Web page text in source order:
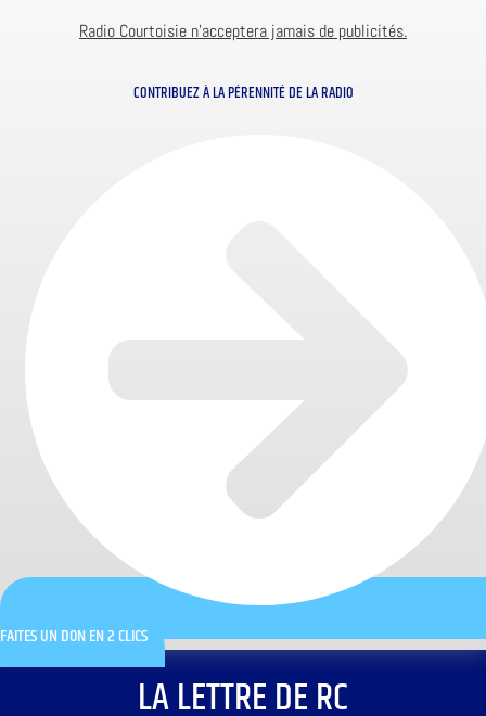
Radio Courtoisie n’acceptera jamais de publicités.
CONTRIBUEZ À LA PÉRENNITÉ DE LA RADIO
FAITES UN DON EN 2 CLICS
LA LETTRE DE RC